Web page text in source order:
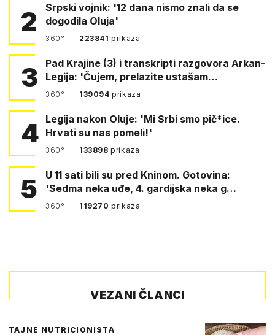
2
Srpski vojnik: '12 dana nismo znali da se
dogodila Oluja'
360° 223841prikaza
3
Pad Krajine (3) i transkripti razgovora Arkan-
Legija: 'Čujem, prelazite ustašam…
360° 139094prikaza
4 Legija nakon Oluje: 'Mi Srbi smo pič*ice.
Hrvati su nas pomeli!'
360° 133898prikaza
5
U 11 sati bili su pred Kninom. Gotovina:
'Sedma neka uđe, 4. gardijska neka g…
360° 119270prikaza
VEZANI ČLANCI
TAJNE NUTRICIONISTA